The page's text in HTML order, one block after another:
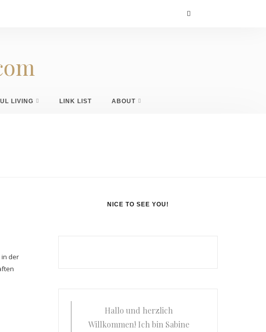
LIVING LINK LIST ABOUT
in der
NICE TO SEE YOU!
Hallo und herzlich
Willkommen! Ich bin Sabine